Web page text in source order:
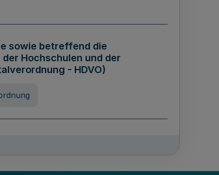
sowie betreffend die
Hochschulen und der
- HDVO)
des Landes Nordrhein-